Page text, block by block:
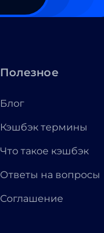
Полезное
Блог
Кэшбэк термины
Что такое кэшбэк
Ответы на вопросы
Соглашение